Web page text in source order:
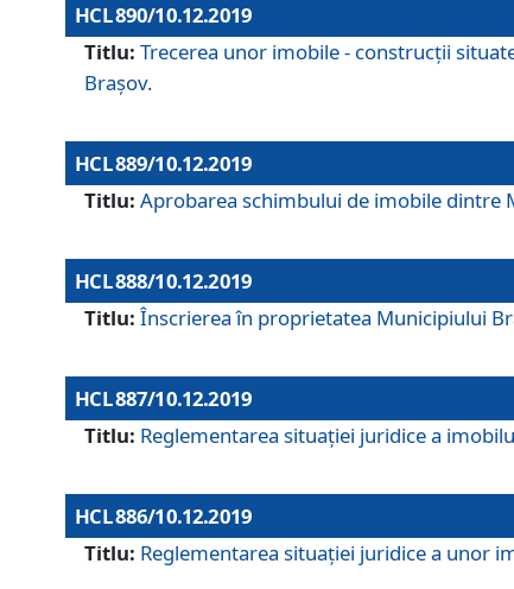
HCL 890/10.12.2019
Titlu: Trecerea unor imobile - construcții
Brașov.
HCL 889/10.12.2019
Titlu: Aprobarea schimbului de imobile dintre
HCL 888/10.12.2019
Titlu: Înscrierea în proprietatea Municipiului
HCL 887/10.12.2019
Titlu: Reglementarea situației juridice a
HCL 886/10.12.2019
Titlu: Reglementarea situaţiei juridice a unor